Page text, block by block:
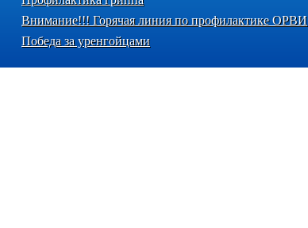
Внимание!!! Горячая линия по профилактике ОРВИ
Победа за уренгойцами